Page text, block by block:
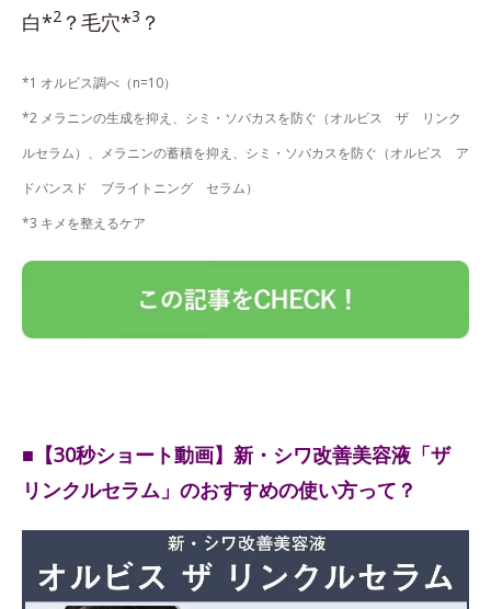
白*2 ？毛穴*3 ？
*1 オルビス調べ（n=10）
*2 メラニンの生成を抑え、シミ・ソバカスを防ぐ（オルビス ザ リンク
ルセラム）、メラニンの蓄積を抑え、シミ・ソバカスを防ぐ（オルビス ア
ドバンスド ブライトニング セラム）
*3 キメを整えるケア
■【30秒ショート動画】新・シワ改善美容液「ザ
リンクルセラム」のおすすめの使い方って？